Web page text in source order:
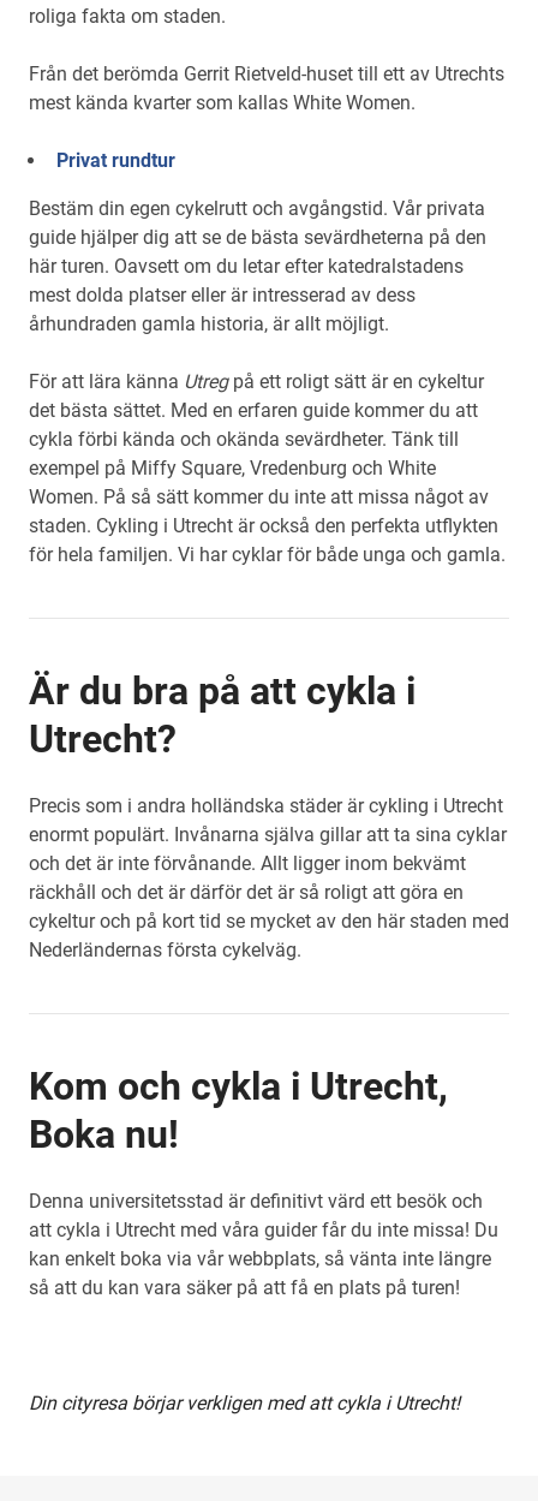
roliga fakta om staden.
Från det berömda Gerrit Rietveld-huset till ett av Utrechts
mest kända kvarter som kallas White Women.
Privat rundtur
Bestäm din egen cykelrutt och avgångstid. Vår privata
guide hjälper dig att se de bästa sevärdheterna på den
här turen. Oavsett om du letar efter katedralstadens
mest dolda platser eller är intresserad av dess
århundraden gamla historia, är allt möjligt.
För att lära känna Utregpå ett roligt sätt är en cykeltur
det bästa sättet. Med en erfaren guide kommer du att
cykla förbi kända och okända sevärdheter. Tänk till
exempel på Miffy Square, Vredenburg och White
Women. På så sätt kommer du inte att missa något av
staden. Cykling i Utrecht är också den perfekta utflykten
för hela familjen. Vi har cyklar för både unga och gamla.
Är du bra på att cykla i
Utrecht?
Precis som i andra holländska städer är cykling i Utrecht
enormt populärt. Invånarna själva gillar att ta sina cyklar
och det är inte förvånande. Allt ligger inom bekvämt
räckhåll och det är därför det är så roligt att göra en
cykeltur och på kort tid se mycket av den här staden med
Nederländernas första cykelväg.
Kom och cykla i Utrecht,
Boka nu!
Denna universitetsstad är definitivt värd ett besök och
att cykla i Utrecht med våra guider får du inte missa! Du
kan enkelt boka via vår webbplats, så vänta inte längre
så att du kan vara säker på att få en plats på turen!
Din cityresa börjar verkligen med att cykla i Utrecht!